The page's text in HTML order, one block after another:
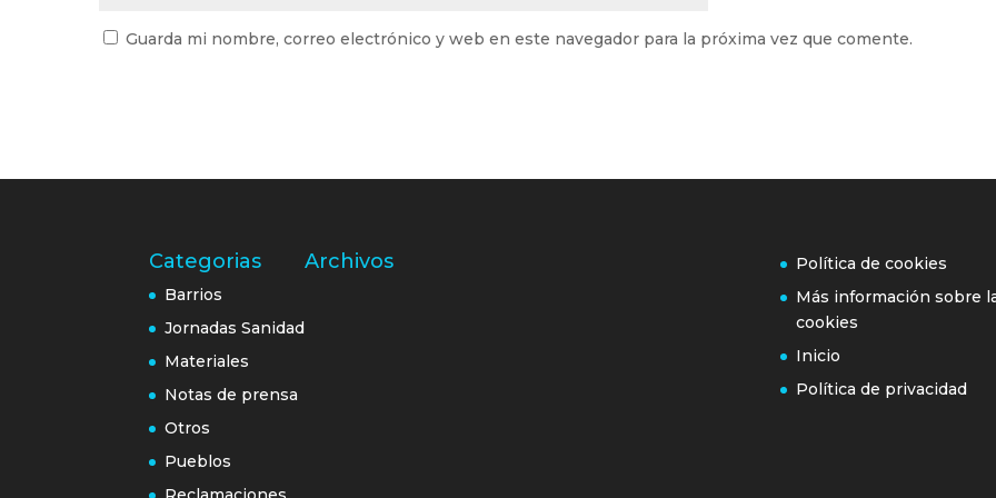
Guarda mi nombre, correo electrónico y web en este navegador para la próxima vez que comente.
Categorias
Barrios
Jornadas Sanidad
Materiales
Notas de prensa
Otros
Pueblos
Archivos
Política de cookies
Más información sobre
cookies
Inicio
Política de privacidad